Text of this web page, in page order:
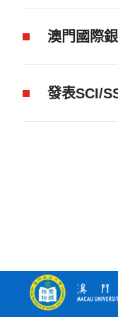
澳門國際
發表SCI/